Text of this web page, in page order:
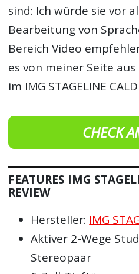
sind: Ich würde sie vor
Bearbeitung von
Bereich Video
es von meiner Seite
im IMG STAGELINE
CHECK
FEATURES IMG
REVIEW
Hersteller: IMG
Aktiver 2-Wege
Stereopaar